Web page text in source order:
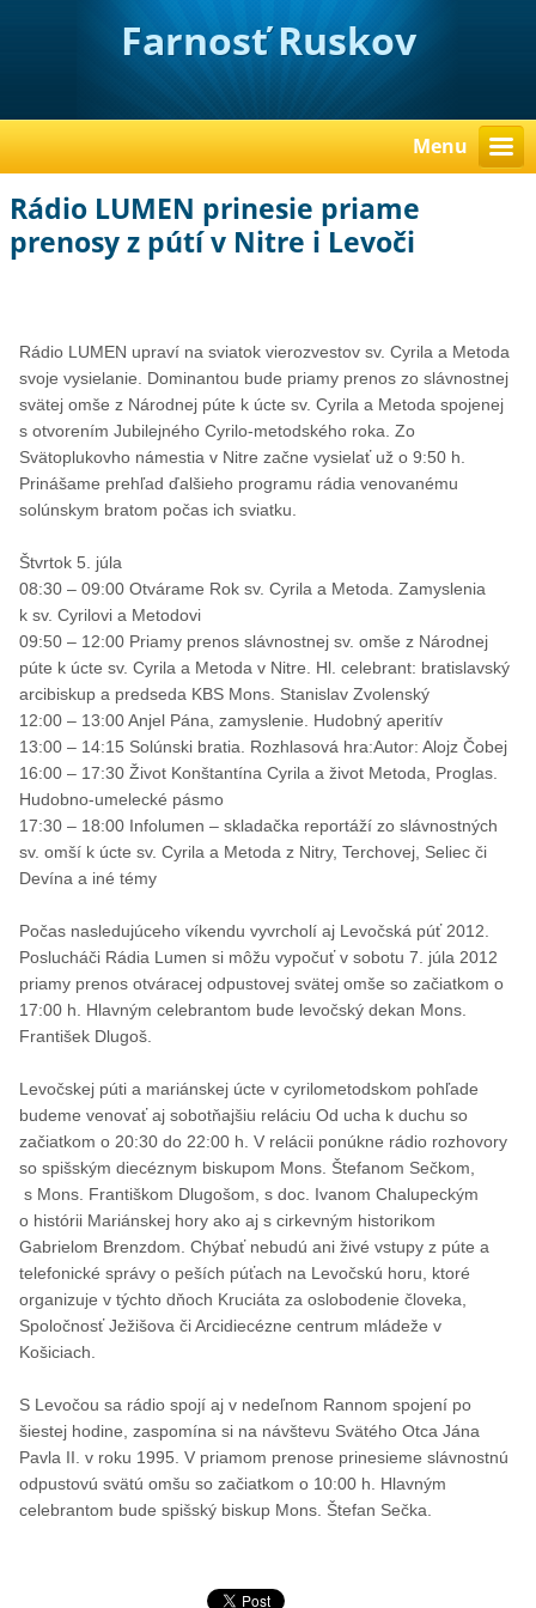
Farnosť Ruskov
Menu
Rádio LUMEN prinesie priame
prenosy z pútí v Nitre i Levoči
Rádio LUMEN upraví na sviatok vierozvestov sv. Cyrila a Metoda
svoje vysielanie. Dominantou bude priamy prenos zo slávnostnej
svätej omše z Národnej púte k úcte sv. Cyrila a Metoda spojenej
s otvorením Jubilejného Cyrilo-metodského roka. Zo
Svätoplukovho námestia v Nitre začne vysielať už o 9:50 h.
Prinášame prehľad ďalšieho programu rádia venovanému
solúnskym bratom počas ich sviatku.
Štvrtok 5. júla
08:30 – 09:00 Otvárame Rok sv. Cyrila a Metoda. Zamyslenia
k sv. Cyrilovi a Metodovi
09:50 – 12:00 Priamy prenos slávnostnej sv. omše z Národnej
púte k úcte sv. Cyrila a Metoda v Nitre. Hl. celebrant: bratislavský
arcibiskup a predseda KBS Mons. Stanislav Zvolenský
12:00 – 13:00 Anjel Pána, zamyslenie. Hudobný aperitív
13:00 – 14:15 Solúnski bratia. Rozhlasová hra:Autor: Alojz Čobej
16:00 – 17:30 Život Konštantína Cyrila a život Metoda, Proglas.
Hudobno-umelecké pásmo
17:30 – 18:00 Infolumen – skladačka reportáží zo slávnostných
sv. omší k úcte sv. Cyrila a Metoda z Nitry, Terchovej, Seliec či
Devína a iné témy
Počas nasledujúceho víkendu vyvrcholí aj Levočská púť 2012.
Poslucháči Rádia Lumen si môžu vypočuť v sobotu 7. júla 2012
priamy prenos otváracej odpustovej svätej omše so začiatkom o
17:00 h. Hlavným celebrantom bude levočský dekan Mons.
František Dlugoš.
Levočskej púti a mariánskej úcte v cyrilometodskom pohľade
budeme venovať aj sobotňajšiu reláciu Od ucha k duchu so
začiatkom o 20:30 do 22:00 h. V relácii ponúkne rádio rozhovory
so spišským diecéznym biskupom Mons. Štefanom Sečkom,
s Mons. Františkom Dlugošom, s doc. Ivanom Chalupeckým
o histórii Mariánskej hory ako aj s cirkevným historikom
Gabrielom Brenzdom. Chýbať nebudú ani živé vstupy z púte a
telefonické správy o peších púťach na Levočskú horu, ktoré
organizuje v týchto dňoch Kruciáta za oslobodenie človeka,
Spoločnosť Ježišova či Arcidiecézne centrum mládeže v
Košiciach.
S Levočou sa rádio spojí aj v nedeľnom Rannom spojení po
šiestej hodine, zaspomína si na návštevu Svätého Otca Jána
Pavla II. v roku 1995. V priamom prenose prinesieme slávnostnú
odpustovú svätú omšu so začiatkom o 10:00 h. Hlavným
celebrantom bude spišský biskup Mons. Štefan Sečka.